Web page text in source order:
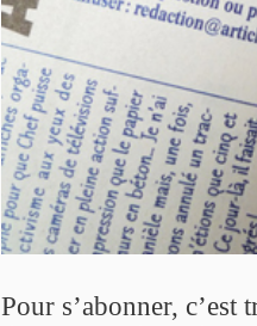
Pour s’abonner, c’est